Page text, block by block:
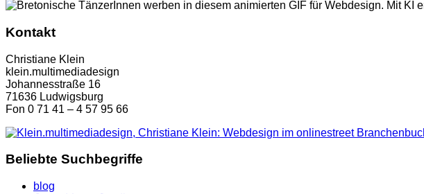
Kontakt
Christiane Klein
klein.multimediadesign
Johannesstraße 16
71636 Ludwigsburg
Fon 0 71 41 – 4 57 95 66
Beliebte Suchbegriffe
blog